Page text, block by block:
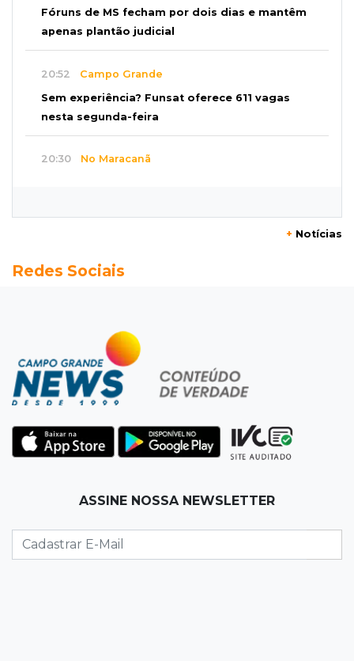
Fóruns de MS fecham por dois dias e mantêm
apenas plantão judicial
20:52 Campo Grande
Sem experiência? Funsat oferece 611 vagas
nesta segunda-feira
20:30 No Maracanã
Seleções em MS têm salários de até R$ 8,2 mil;
Jardim Itatiaia
Vigia é amarrado durante roubo de carro e
dois caminhões em pátio
Corinthians vence Bragantino por 2 a 0 e sobe
para 7º no Brasileirão
Na Vila Belmiro
lugar no Brasileirão
+ Notícias
Redes Sociais
ASSINE NOSSA NEWSLETTER